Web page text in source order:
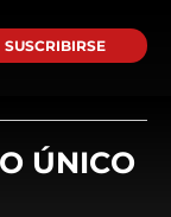
SUSCRIBIRSE
ÚNICO